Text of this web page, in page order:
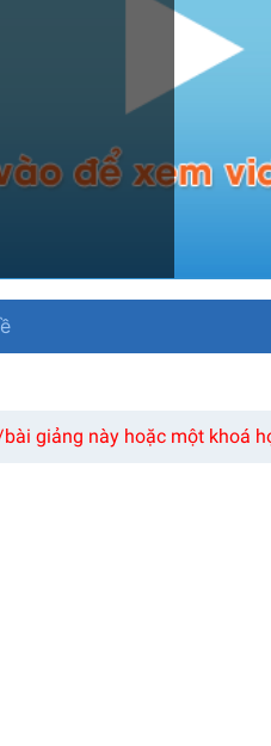
giảng này hoặc một khoá